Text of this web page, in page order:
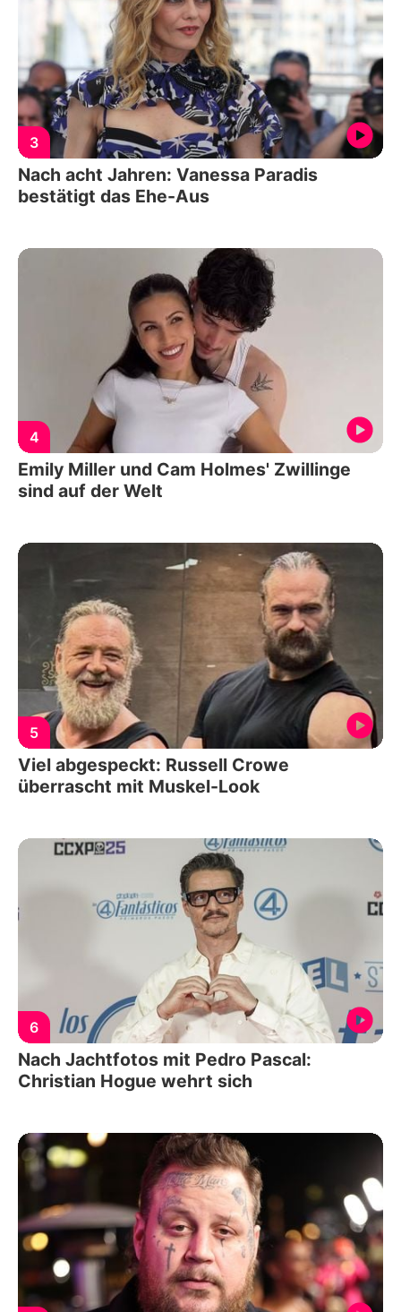
3
Nach acht Jahren: Vanessa Paradis
bestätigt das Ehe-Aus
4
Emily Miller und Cam Holmes' Zwillinge
sind auf der Welt
5
Viel abgespeckt: Russell Crowe
überrascht mit Muskel-Look
6
Nach Jachtfotos mit Pedro Pascal:
Christian Hogue wehrt sich